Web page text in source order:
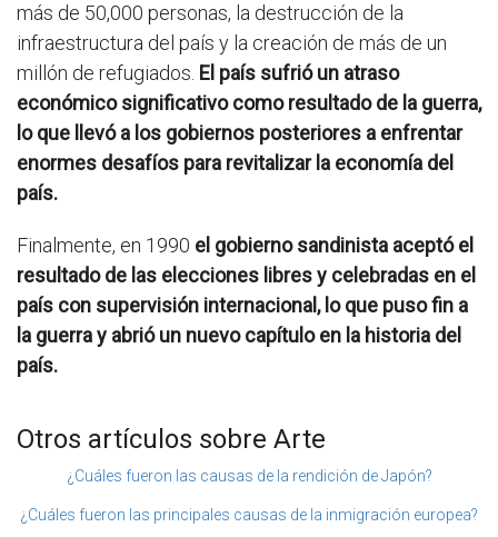
más de 50,000 personas, la destrucción de la
infraestructura del país y la creación de más de un
millón de refugiados. El país sufrió un atraso
económico significativo como resultado de la guerra,
lo que llevó a los gobiernos posteriores a enfrentar
enormes desafíos para revitalizar la economía del
país.
Finalmente, en 1990 el gobierno sandinista aceptó el
resultado de las elecciones libres y celebradas en el
país con supervisión internacional, lo que puso fin a
la guerra y abrió un nuevo capítulo en la historia del
país.
Otros artículos sobre Arte
¿Cuáles fueron las causas de la rendición de Japón?
¿Cuáles fueron las principales causas de la inmigración europea?